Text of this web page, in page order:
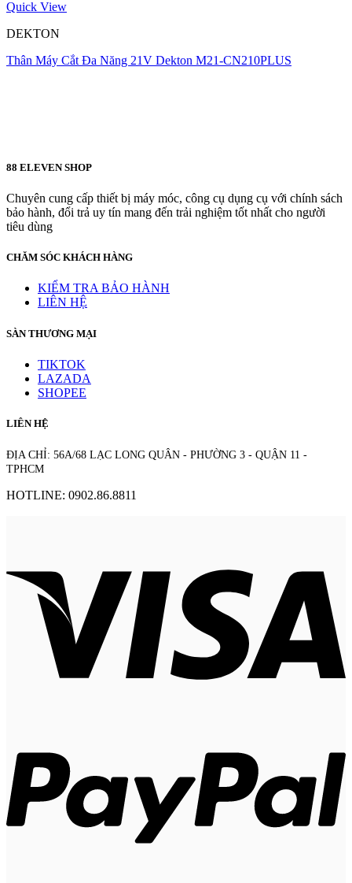
Quick View
DEKTON
Thân Máy Cắt Đa Năng 21V Dekton M21-CN210PLUS
88 ELEVEN SHOP
Chuyên cung cấp thiết bị máy móc, công cụ dụng cụ với chính sách
bảo hành, đổi trả uy tín mang đến trải nghiệm tốt nhất cho người
tiêu dùng
CHĂM SÓC KHÁCH HÀNG
KIỂM TRA BẢO HÀNH
LIÊN HỆ
SÀN THƯƠNG MẠI
TIKTOK
LAZADA
SHOPEE
LIÊN HỆ
ĐỊA CHỈ: 56A/68 LẠC LONG QUÂN - PHƯỜNG 3 - QUẬN 11 -
TPHCM
HOTLINE: 0902.86.8811